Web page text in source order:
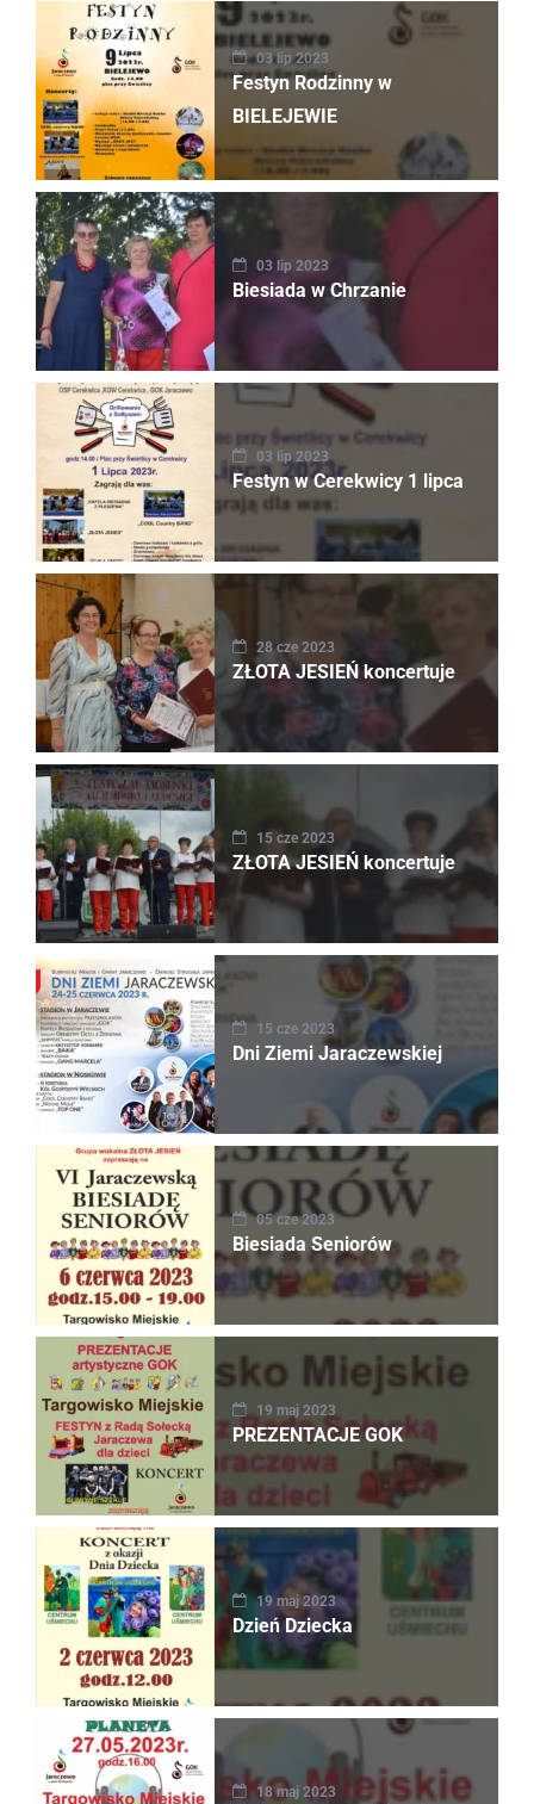
03 lip 2023
Festyn Rodzinny w
BIELEJEWIE
03 lip 2023
Biesiada w Chrzanie
03 lip 2023
Festyn w Cerekwicy 1 lipca
28 cze 2023
ZŁOTA JESIEŃ koncertuje
15 cze 2023
ZŁOTA JESIEŃ koncertuje
15 cze 2023
Dni Ziemi Jaraczewskiej
05 cze 2023
Biesiada Seniorów
19 maj 2023
PREZENTACJE GOK
19 maj 2023
Dzień Dziecka
18 maj 2023